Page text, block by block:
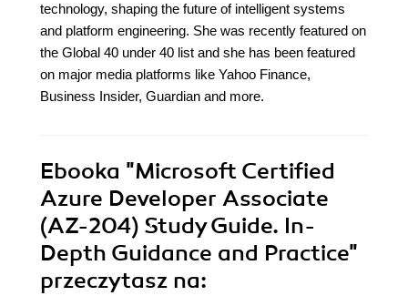
technology, shaping the future of intelligent systems
and platform engineering. She was recently featured on
the Global 40 under 40 list and she has been featured
on major media platforms like Yahoo Finance,
Business Insider, Guardian and more.
Ebooka "Microsoft Certified
Azure Developer Associate
(AZ-204) Study Guide. In-
Depth Guidance and Practice"
przeczytasz na: